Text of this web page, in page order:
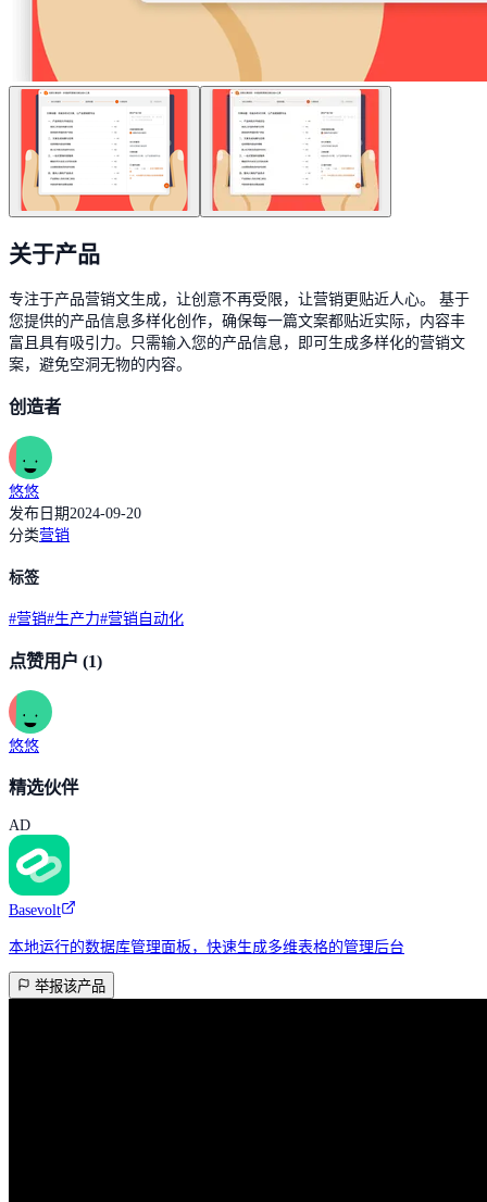
关于产品
专注于产品营销文生成，让创意不再受限，让营销更贴近人心。 基于
您提供的产品信息多样化创作，确保每一篇文案都贴近实际，内容丰
富且具有吸引力。只需输入您的产品信息，即可生成多样化的营销文
案，避免空洞无物的内容。
创造者
悠悠
发布日期2024-09-20
分类营销
标签
#营销#生产力#营销自动化
点赞用户 (1)
悠悠
精选伙伴
AD
Basevolt
本地运行的数据库管理面板，快速生成多维表格的管理后台
举报该产品